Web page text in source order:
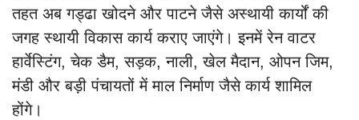
तहत अब गड्ढा खोदने और पाटने जैसे अस्थायी कार्यों की
जगह स्थायी विकास कार्य कराए जाएंगे। इनमें रेन वाटर
हार्वेस्टिंग, चेक डैम, सड़क, नाली, खेल मैदान, ओपन जिम,
मंडी और बड़ी पंचायतों में माल निर्माण जैसे कार्य शामिल
होंगे।